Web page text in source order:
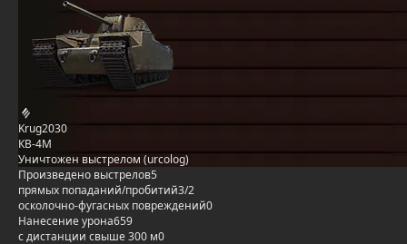
Krug2030
КВ-4М
Уничтожен выстрелом (urcolog)
Произведено выстрелов5
прямых попаданий/пробитий3/2
осколочно-фугасных повреждений0
Нанесение урона659
с дистанции свыше 300 м0